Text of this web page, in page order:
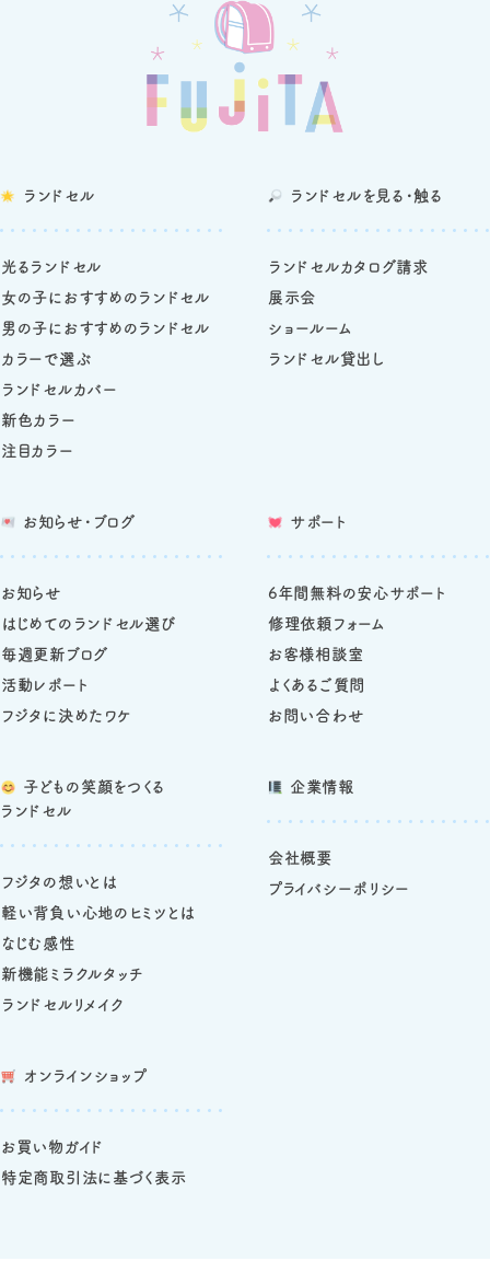
ランドセル
光るランドセル
女の子におすすめのランドセル
男の子におすすめのランドセル
カラーで選ぶ
ランドセルカバー
新色カラー
注目カラー
ランドセルを 見る・触る
ランドセルカタログ請求
展示会
ショールーム
ランドセル貸出し
子どもの笑顔をつくる
ランドセル
フジタの想いとは
軽い背負い心地のヒミツとは
なじむ感性
新機能ミラクルタッチ
ランドセルリメイク
お知らせ・ブログ
お知らせ
はじめてのランドセル選び
毎週更新ブログ
活動レポート
フジタに決めたワケ
サポート
6年間無料の安心サポート
修理依頼フォーム
お客様相談室
よくあるご質問
お問い合わせ
企業情報
会社概要
プライバシーポリシー
オンラインショップ
お買い物ガイド
特定商取引法に基づく表示